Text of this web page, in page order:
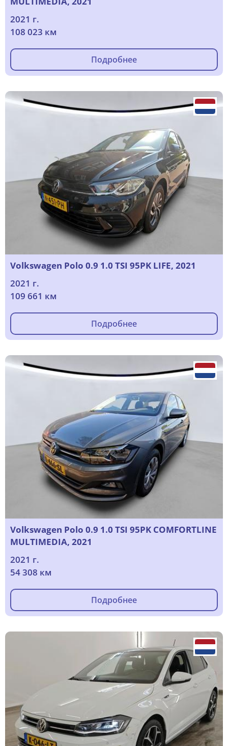
2021 г.
108 023 км
Подробнее
Volkswagen Polo 0.9 1.0 TSI 95PK LIFE, 2021
2021 г.
109 661 км
Подробнее
Volkswagen Polo 0.9 1.0 TSI 95PK COMFORTLINE
MULTIMEDIA, 2021
2021 г.
54 308 км
Подробнее